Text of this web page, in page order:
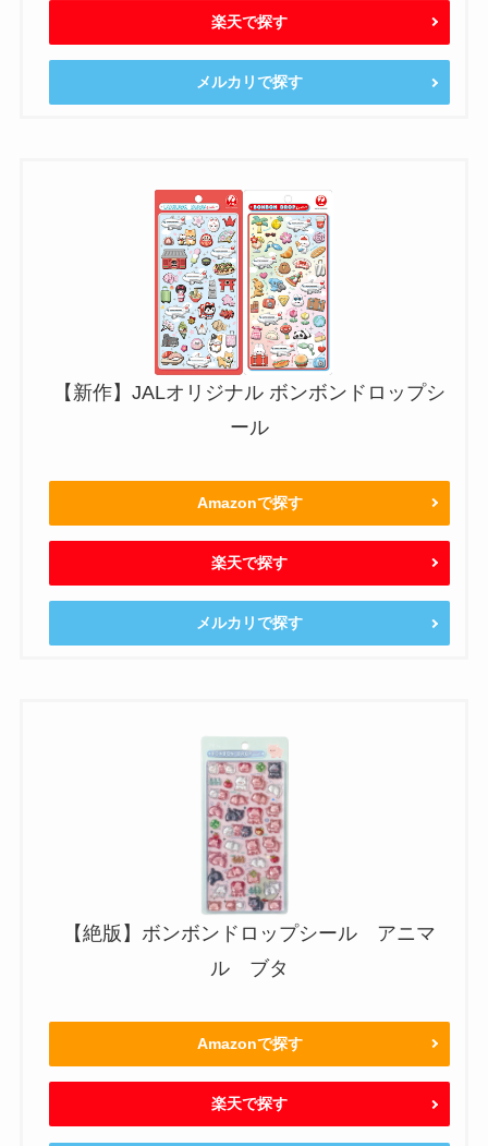
楽天で探す
メルカリで探す
【新作】JALオリジナル ボンボンドロップシ
ール
Amazonで探す
楽天で探す
メルカリで探す
【絶版】ボンボンドロップシール アニマ
ル ブタ
Amazonで探す
楽天で探す